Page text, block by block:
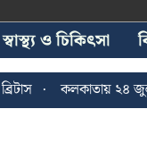
স্বাস্থ্য ও চিকিৎসা
কলকাতায় ২৪